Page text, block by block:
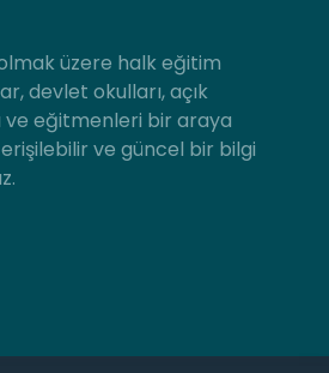
üzere halk eğitim
devlet okulları, açık
eğitmenleri bir araya
ve güncel bir bilgi